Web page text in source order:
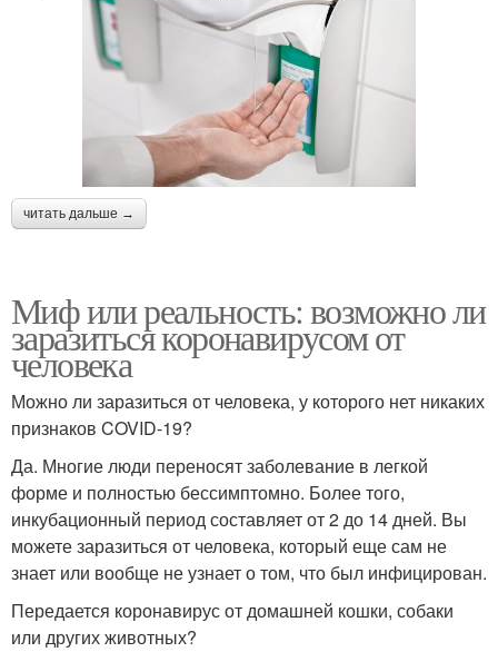
читать дальше →
Миф или реальность: возможно ли
заразиться коронавирусом от
человека
Можно ли заразиться от человека, у которого нет никаких
признаков COVID-19?
Да. Многие люди переносят заболевание в легкой
форме и полностью бессимптомно. Более того,
инкубационный период составляет от 2 до 14 дней. Вы
можете заразиться от человека, который еще сам не
знает или вообще не узнает о том, что был инфицирован.
Передается коронавирус от домашней кошки, собаки
или других животных?